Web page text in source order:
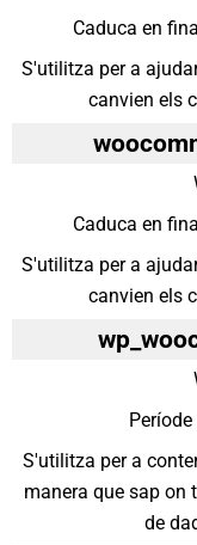
Caduca en
S'utilitza per a
canvien els
Caduca en
S'utilitza per a
canvien els
S'utilitza per a
manera que sap on
de